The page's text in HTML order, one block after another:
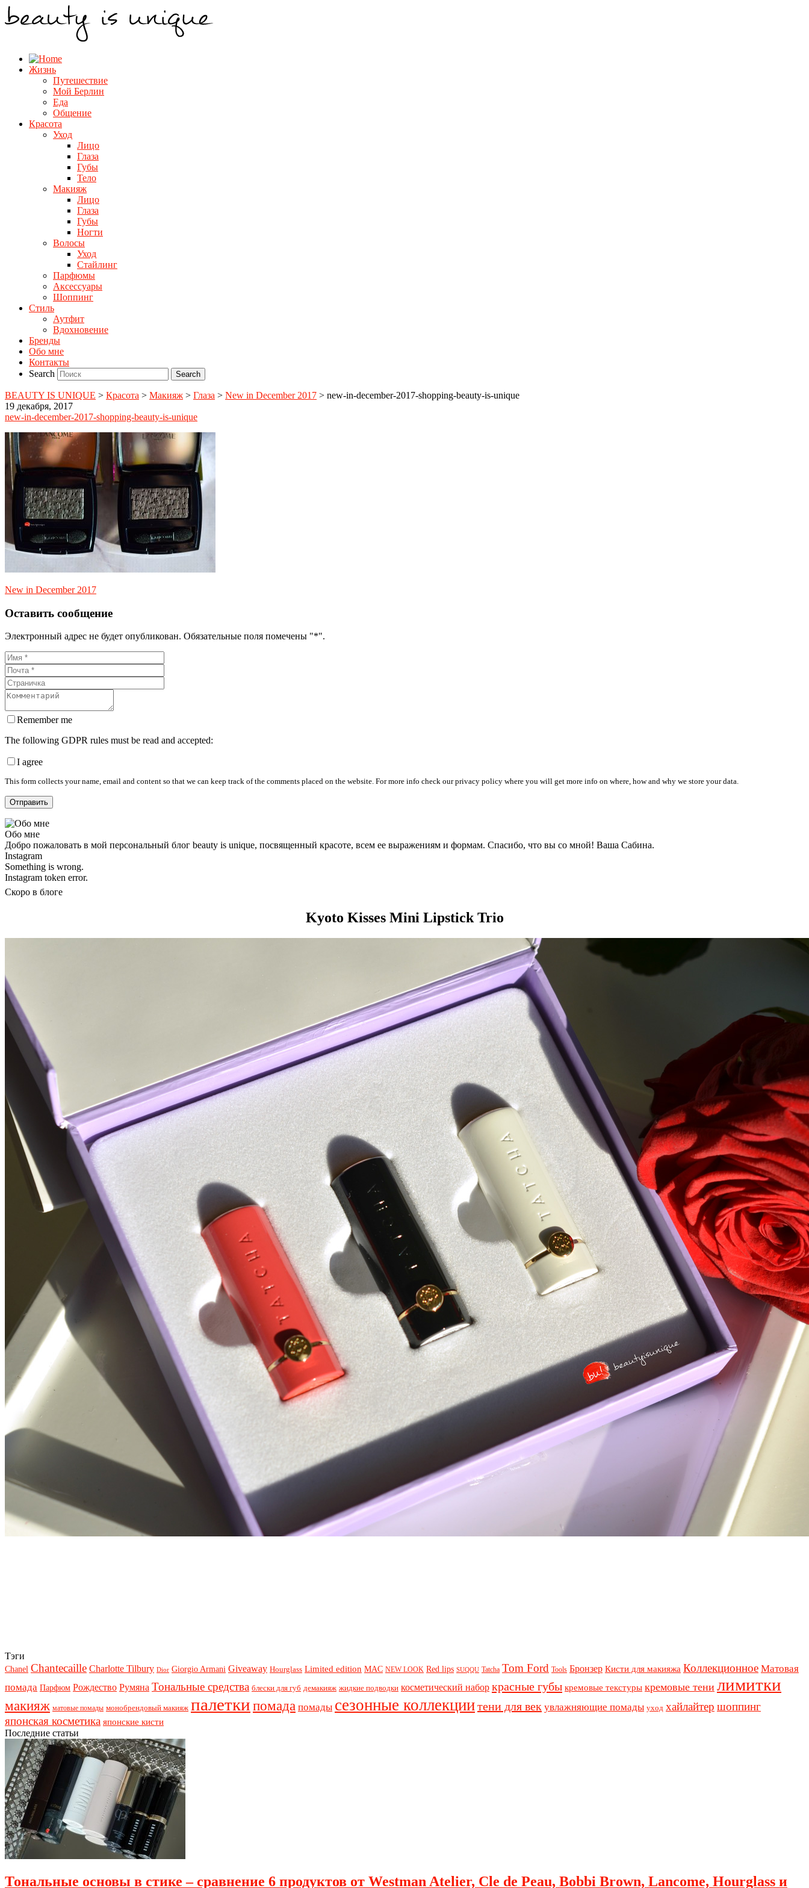
Жизнь
Путешествие
Мой Берлин
Еда
Общение
Красота
Уход
Лицо
Глаза
Губы
Тело
Макияж
Лицо
Глаза
Губы
Ногти
Волосы
Уход
Стайлинг
Парфюмы
Аксессуары
Шоппинг
Стиль
Аутфит
Вдохновение
Бренды
Обо мне
Контакты
Search
BEAUTY IS UNIQUE > Красота > Макияж > Глаза > New in December 2017 > new-in-december-2017-shopping-beauty-is-unique
19 декабря, 2017
new-in-december-2017-shopping-beauty-is-unique
New in December 2017
Оставить сообщение
Электронный адрес не будет опубликован. Обязательные поля помечены "*".
Remember me
The following GDPR rules must be read and accepted:
I agree
This form collects your name, email and content so that we can keep track of the comments placed on the website. For more info check our privacy policy where you will get more info on where, how and why we store your data.
Обо мне
Добро пожаловать в мой персональный блог beauty is unique, посвященный красоте, всем ее выражениям и формам. Спасибо, что вы со мной! Ваша Сабина.
Instagram
Something is wrong.
Instagram token error.
Скоро в блоге
Kyoto Kisses Mini Lipstick Trio
Тэги
Chanel Chantecaille Charlotte Tilbury Dior Giorgio Armani Giveaway Hourglass Limited edition MAC NEW LOOK Red lips SUQQU Tatcha Tom Ford Tools Бронзер Кисти для макияжа Коллекционное Матовая
помада Парфюм Рождество Румяна Тональные средства блески для губ демакияж жидкие подводки косметический набор красные губы кремовые текстуры кремовые тени лимитки
макияж матовые помады монобрендовый макияж палеткипомада помады сезонные коллекциитени для век увлажняющие помады уход хайлайтер шоппинг
японская косметика японские кисти
Последние статьи
Тональные основы в стике – сравнение 6 продуктов от Westman Atelier, Cle de Peau, Bobbi Brown, Lancome, Hourglass и